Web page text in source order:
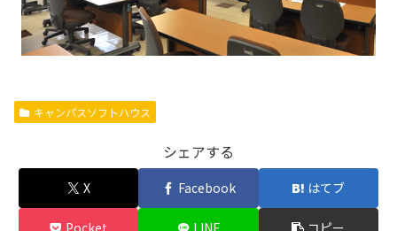
キャンパスソフトハウス
シェアする
X Facebook はてブ